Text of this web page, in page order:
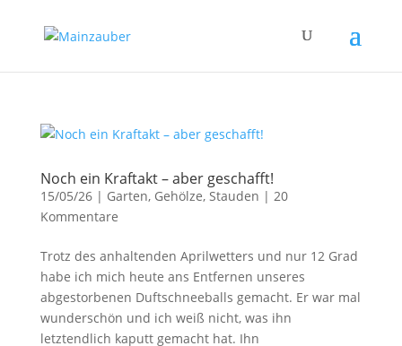
Noch ein Kraftakt – aber geschafft!
15/05/26| Garten, Gehölze, Stauden | 20
Kommentare
Trotz des anhaltenden Aprilwetters und nur 12 Grad
habe ich mich heute ans Entfernen unseres
abgestorbenen Duftschneeballs gemacht. Er war mal
wunderschön und ich weiß nicht, was ihn
letztendlich kaputt gemacht hat. Ihn